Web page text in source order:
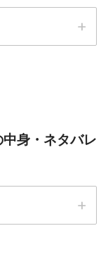
身・ネタバレ